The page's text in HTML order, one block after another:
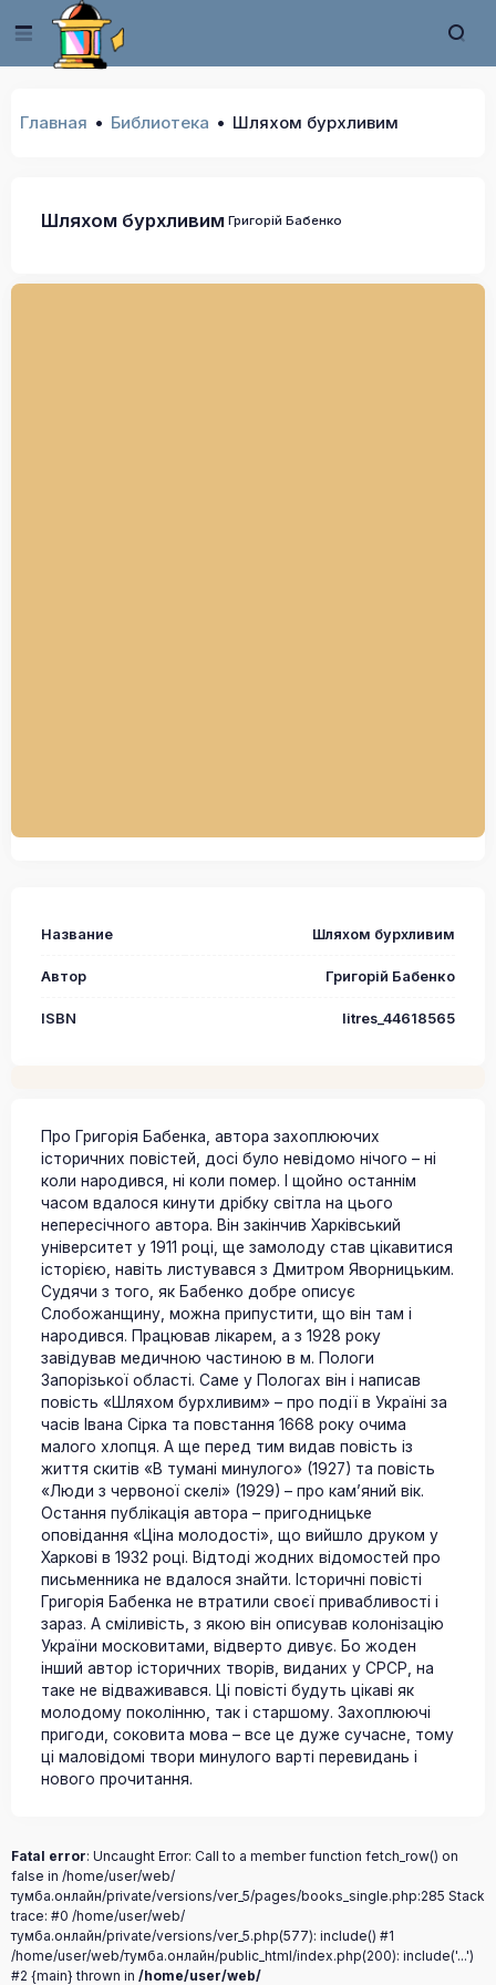
Главная Библиотека Шляхом бурхливим
Шляхом бурхливим Григорій Бабенко
Название Шляхом бурхливим
Автор Григорій Бабенко
ISBN litres_44618565
Про Григорія Бабенка, автора захоплюючих
історичних повістей, досі було невідомо нічого – ні
коли народився, ні коли помер. І щойно останнім
часом вдалося кинути дрібку світла на цього
непересічного автора. Він закінчив Харківський
університет у 1911 році, ще замолоду став цікавитися
історією, навіть листувався з Дмитром Яворницьким.
Судячи з того, як Бабенко добре описує
Слобожанщину, можна припустити, що він там і
народився. Працював лікарем, а з 1928 року
завідував медичною частиною в м. Пологи
Запорізької області. Саме у Пологах він і написав
повість «Шляхом бурхливим» – про події в Україні за
часів Івана Сірка та повстання 1668 року очима
малого хлопця. А ще перед тим видав повість із
життя скитів «В тумані минулого» (1927) та повість
«Люди з червоної скелі» (1929) – про кам’яний вік.
Остання публікація автора – пригодницьке
оповідання «Ціна молодості», що вийшло друком у
Харкові в 1932 році. Відтоді жодних відомостей про
письменника не вдалося знайти. Історичні повісті
Григорія Бабенка не втратили своєї привабливості і
зараз. А сміливість, з якою він описував колонізацію
України московитами, відверто дивує. Бо жоден
інший автор історичних творів, виданих у СРСР, на
таке не відваживався. Ці повісті будуть цікаві як
молодому поколінню, так і старшому. Захоплюючі
пригоди, соковита мова – все це дуже сучасне, тому
ці маловідомі твори минулого варті перевидань і
нового прочитання.
Fatal error: Uncaught Error: Call to a member function fetch_row() on
false in /home/user/web/
тумба.онлайн/private/versions/ver_5/pages/books_single.php:285 Stack
trace: #0 /home/user/web/
тумба.онлайн/private/versions/ver_5.php(577): include() #1
/home/user/web/тумба.онлайн/public_html/index.php(200): include('...')
#2 {main} thrown in /home/user/web/